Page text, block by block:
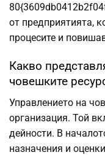
от предприятията,
процесите и
Какво
човешките
Управлението на
организация. Той
дейности. В
назначения и